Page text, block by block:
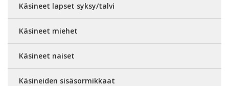
Käsineet lapset syksy/talvi
Käsineet miehet
Käsineet naiset
Käsineiden sisäsormikkaat